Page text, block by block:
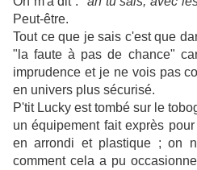
Peut-être.
Tout ce que je sais c'est que
"la faute à pas de chance"
imprudence et je ne vois pas
en univers plus sécurisé.
P'tit Lucky est tombé sur le
un équipement fait exprès
en arrondi et plastique ; on
comment cela a pu